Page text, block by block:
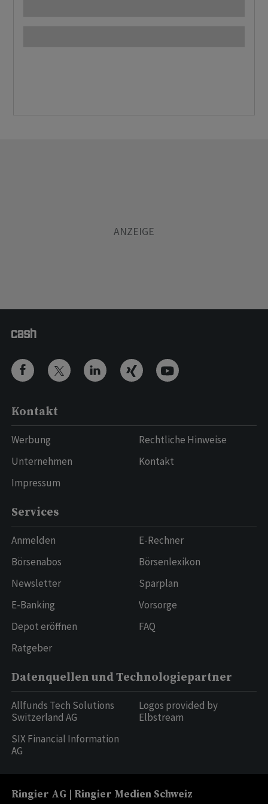
Kontakt
Werbung
Unternehmen
Impressum
Rechtliche Hinweise
Kontakt
Services
Anmelden
Börsenabos
Newsletter
E-Banking
Depot eröffnen
Ratgeber
E-Rechner
Börsenlexikon
Sparplan
Vorsorge
FAQ
Datenquellen und Technologiepartner
Allfunds Tech Solutions
Switzerland AG
SIX Financial Information
AG
Logos provided by
Elbstream
Ringier AG | Ringier Medien Schweiz